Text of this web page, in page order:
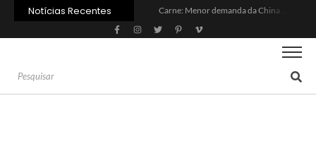
Notícias Recentes
Inadimplência no crédito rural deve seguir elevada até 2027
Lula sanciona MP do Frete e agro teme alta dos custos logísticos
Brasil tem 2º maior juro real do mundo